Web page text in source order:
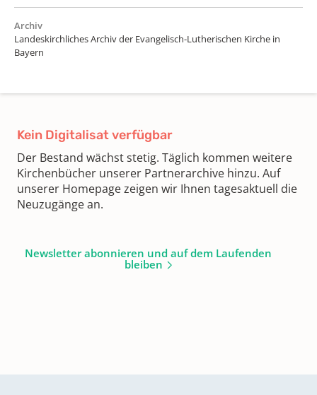
Archiv
Landeskirchliches Archiv der Evangelisch-Lutherischen Kirche in
Bayern
Kein Digitalisat verfügbar
Der Bestand wächst stetig. Täglich kommen weitere
Kirchenbücher unserer Partnerarchive hinzu. Auf
unserer Homepage zeigen wir Ihnen tagesaktuell die
Neuzugänge an.
Newsletter abonnieren und auf dem Laufenden
bleiben